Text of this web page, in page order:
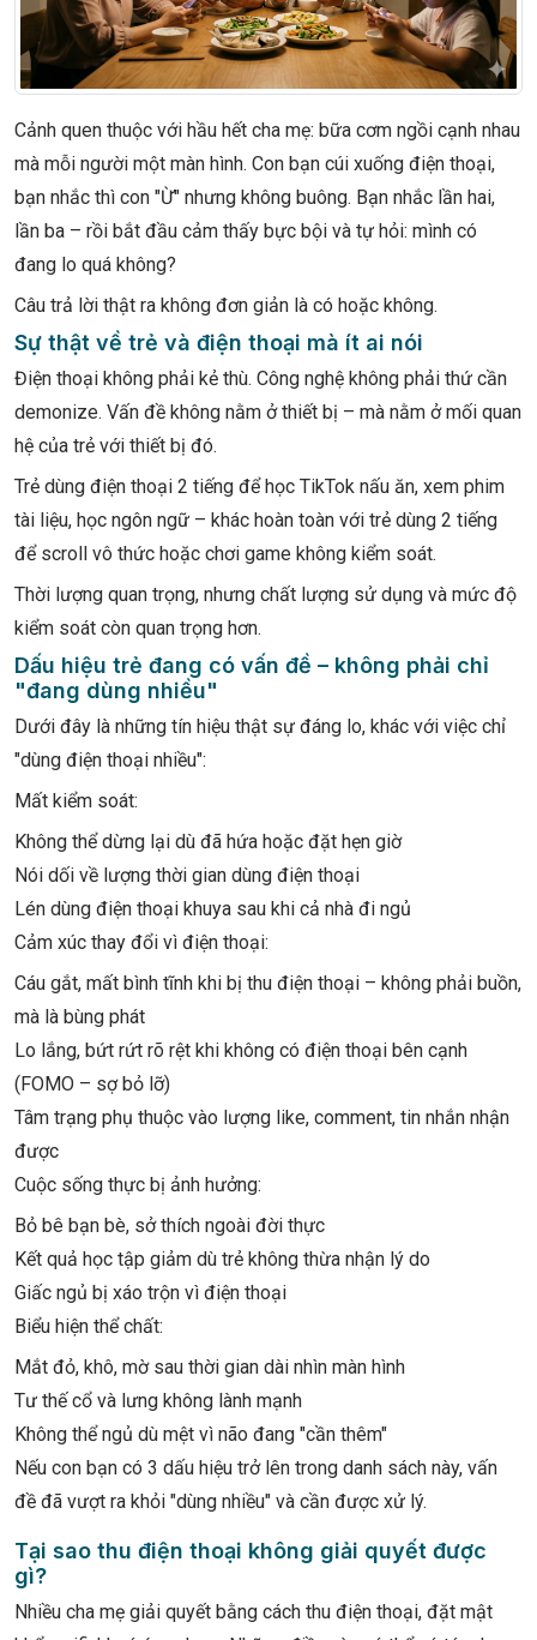
Cảnh quen thuộc với hầu hết cha mẹ: bữa cơm ngồi cạnh nhau
mà mỗi người một màn hình. Con bạn cúi xuống điện thoại,
bạn nhắc thì con "Ừ" nhưng không buông. Bạn nhắc lần hai,
lần ba – rồi bắt đầu cảm thấy bực bội và tự hỏi: mình có
đang lo quá không?
Câu trả lời thật ra không đơn giản là có hoặc không.
Sự thật về trẻ và điện thoại mà ít ai nói
Điện thoại không phải kẻ thù. Công nghệ không phải thứ cần
demonize. Vấn đề không nằm ở thiết bị – mà nằm ở mối quan
hệ của trẻ với thiết bị đó.
Trẻ dùng điện thoại 2 tiếng để học TikTok nấu ăn, xem phim
tài liệu, học ngôn ngữ – khác hoàn toàn với trẻ dùng 2 tiếng
để scroll vô thức hoặc chơi game không kiểm soát.
Thời lượng quan trọng, nhưng chất lượng sử dụng và mức độ
kiểm soát còn quan trọng hơn.
Dấu hiệu trẻ đang có vấn đề – không phải chỉ
"đang dùng nhiều"
Dưới đây là những tín hiệu thật sự đáng lo, khác với việc chỉ
"dùng điện thoại nhiều":
Mất kiểm soát:
Không thể dừng lại dù đã hứa hoặc đặt hẹn giờ
Nói dối về lượng thời gian dùng điện thoại
Lén dùng điện thoại khuya sau khi cả nhà đi ngủ
Cảm xúc thay đổi vì điện thoại:
Cáu gắt, mất bình tĩnh khi bị thu điện thoại – không phải buồn,
mà là bùng phát
Lo lắng, bứt rứt rõ rệt khi không có điện thoại bên cạnh
(FOMO – sợ bỏ lỡ)
Tâm trạng phụ thuộc vào lượng like, comment, tin nhắn nhận
được
Cuộc sống thực bị ảnh hưởng:
Bỏ bê bạn bè, sở thích ngoài đời thực
Kết quả học tập giảm dù trẻ không thừa nhận lý do
Giấc ngủ bị xáo trộn vì điện thoại
Biểu hiện thể chất:
Mắt đỏ, khô, mờ sau thời gian dài nhìn màn hình
Tư thế cổ và lưng không lành mạnh
Không thể ngủ dù mệt vì não đang "cần thêm"
Nếu con bạn có 3 dấu hiệu trở lên trong danh sách này, vấn
đề đã vượt ra khỏi "dùng nhiều" và cần được xử lý.
Tại sao thu điện thoại không giải quyết được
gì?
Nhiều cha mẹ giải quyết bằng cách thu điện thoại, đặt mật